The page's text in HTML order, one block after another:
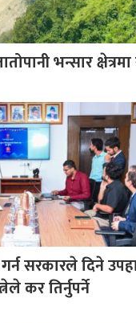
भन्सार
गर्न सरकारले दिने
कर तिर्नुपर्ने